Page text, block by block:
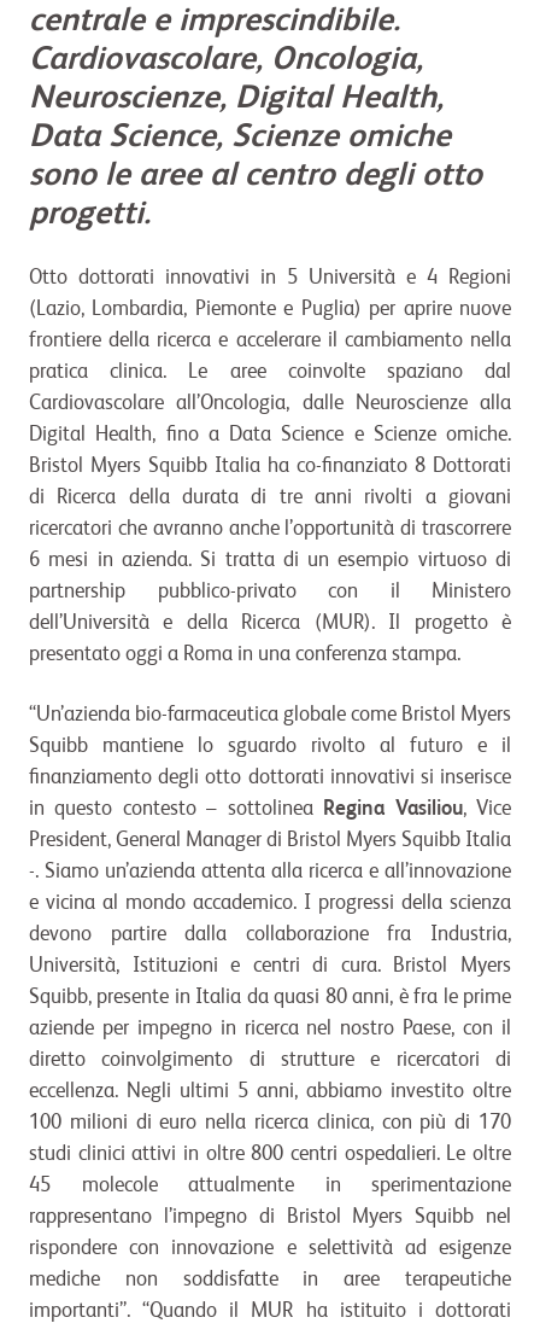
centrale e imprescindibile.
Cardiovascolare, Oncologia,
Neuroscienze, Digital Health,
Data Science, Scienze omiche
sono le aree al centro degli otto
progetti.
Otto dottorati innovativi in 5 Università e 4 Regioni
(Lazio, Lombardia, Piemonte e Puglia) per aprire nuove
frontiere della ricerca e accelerare il cambiamento nella
pratica clinica. Le aree coinvolte spaziano dal
Cardiovascolare all’Oncologia, dalle Neuroscienze alla
Digital Health, fino a Data Science e Scienze omiche.
Bristol Myers Squibb Italia ha co-finanziato 8 Dottorati
di Ricerca della durata di tre anni rivolti a giovani
ricercatori che avranno anche l’opportunità di trascorrere
6 mesi in azienda. Si tratta di un esempio virtuoso di
partnership pubblico-privato con il Ministero
dell’Università e della Ricerca (MUR). Il progetto è
presentato oggi a Roma in una conferenza stampa.
“Un’azienda bio-farmaceutica globale come Bristol Myers
Squibb mantiene lo sguardo rivolto al futuro e il
finanziamento degli otto dottorati innovativi si inserisce
in questo contesto – sottolinea
Regina Vasiliou, Vice
President, General Manager di Bristol Myers Squibb Italia
-. Siamo un’azienda attenta alla ricerca e all’innovazione
e vicina al mondo accademico. I progressi della scienza
devono partire dalla collaborazione fra Industria,
Università, Istituzioni e centri di cura. Bristol Myers
Squibb, presente in Italia da quasi 80 anni, è fra le prime
aziende per impegno in ricerca nel nostro Paese, con il
diretto coinvolgimento di strutture e ricercatori di
eccellenza. Negli ultimi 5 anni, abbiamo investito oltre
100 milioni di euro nella ricerca clinica, con più di 170
studi clinici attivi in oltre 800 centri ospedalieri. Le oltre
45 molecole attualmente in sperimentazione
rappresentano l’impegno di Bristol Myers Squibb nel
rispondere con innovazione e selettività ad esigenze
mediche non soddisfatte in aree terapeutiche
importanti”. “Quando il MUR ha istituito i dottorati